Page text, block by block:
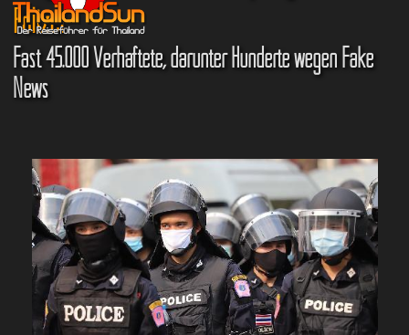
Polizei
Fast 45.000 Verhaftete, darunter Hunderte wegen Fake
News